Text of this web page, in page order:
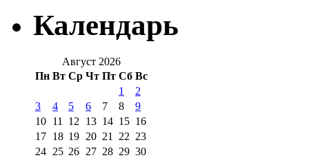
Календарь
Август 2026
Пн Вт Ср Чт Пт Сб Вс
1
2
3
4 5 6 7 8
9
10 11 12 13 14 15 16
17 18 19 20 21 22 23
24 25 26 27 28 29 30